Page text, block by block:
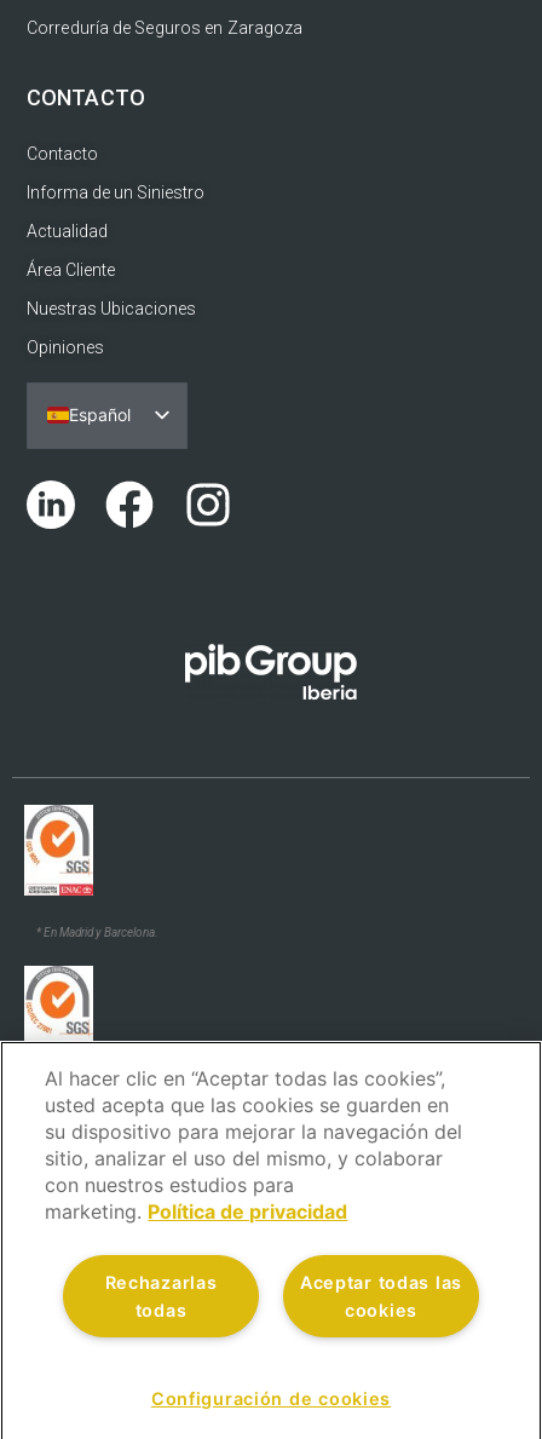
Correduría de Seguros en Zaragoza
CONTACTO
Contacto
Informa de un Siniestro
Actualidad
Área Cliente
Nuestras Ubicaciones
Opiniones
Español
Português
English (UK)
* En Madrid y Barcelona.
Aviso Legal Política de privacidad
Política de cookies
Política de seguridad
Código ético y de conducta
Canal de denuncias Atención al Cliente Política de calidad
© Todos los derechos reservados.
Al hacer clic en “Aceptar todas las cookies”,
usted acepta que las cookies se guarden en
su dispositivo para mejorar la navegación del
sitio, analizar el uso del mismo, y colaborar
con nuestros estudios para
marketing. Política de privacidad
Aceptar todas las
cookies
Rechazarlas
todas
Configuración de cookies